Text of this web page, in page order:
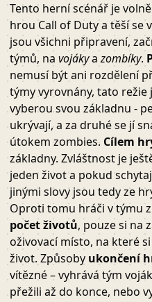
Tento herní scénář je
hrou Call of Duty a těší se
jsou všichni připravení,
týmů, na vojákyazombíky.
nemusí být ani rozdělení
týmy vyrovnány, tato režie
vyberou svou základnu -
ukrývají, a za druhé se jí
útokem zombies. Cílem
základny. Zvláštnost je
jeden život a pokud
jinými slovy jsou tedy ze
Oproti tomu hráči v týmu
počet životů, pouze si na
oživovací místo, na které
život. Způsoby ukončení
vítězné – vyhrává tým
přežili až do konce, nebo